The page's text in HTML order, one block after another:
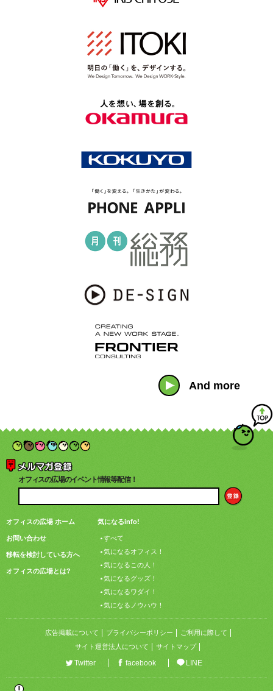
And more
オフィスの広場のイベント情報等配信！
オフィスの広場 ホーム
お問い合わせ
移転を検討している方へ
オフィスの広場とは?
気になるinfo!
すべて
気になるオフィス！
気になるこの人！
気になるグッズ！
気になるワダイ！
気になるノウハウ！
広告掲載について プライバシーポリシー
ご利用に際して
サイト運営法人について
サイトマップ
Twitter facebook LINE